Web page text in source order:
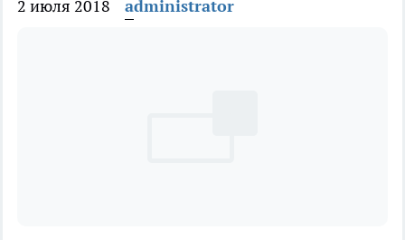
2 июля 2018 administrator